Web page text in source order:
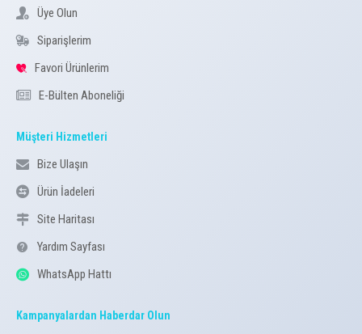
Üye Olun
Siparişlerim
Favori Ürünlerim
E-Bülten Aboneliği
Müşteri Hizmetleri
Bize Ulaşın
Ürün İadeleri
Site Haritası
Yardım Sayfası
WhatsApp Hattı
Kampanyalardan Haberdar Olun